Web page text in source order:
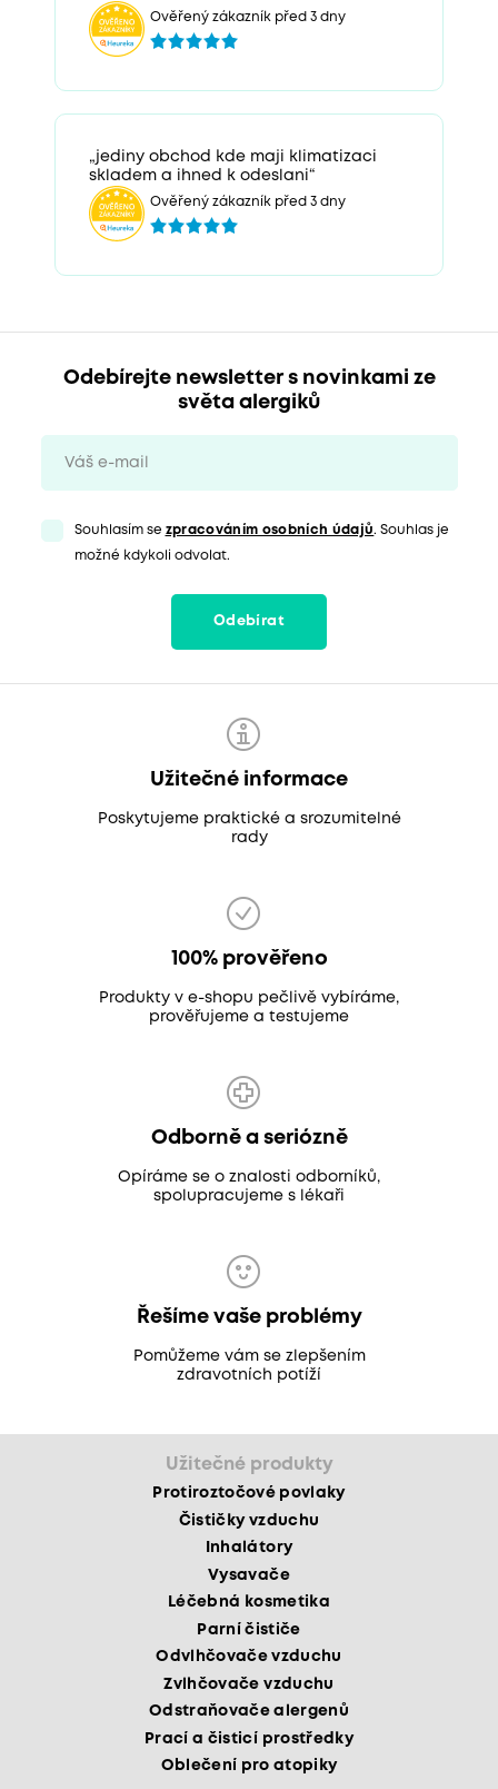
Ověřený zákazník před 3 dny
„jediny obchod kde maji klimatizaci
skladem a ihned k odeslani“
Ověřený zákazník před 3 dny
Odebírejte newsletter s novinkami ze
světa alergiků
Souhlasím se zpracováním osobních údajů. Souhlas je
možné kdykoli odvolat.
Odebírat
Užitečné informace
Poskytujeme praktické a srozumitelné
rady
100% prověřeno
Produkty v e-shopu pečlivě vybíráme,
prověřujeme a testujeme
Odborně a seriózně
Opíráme se o znalosti odborníků,
spolupracujeme s lékaři
Řešíme vaše problémy
Pomůžeme vám se zlepšením
zdravotních potíží
Užitečné produkty
Protiroztočové povlaky
Čističky vzduchu
Inhalátory
Vysavače
Léčebná kosmetika
Parní čističe
Odvlhčovače vzduchu
Zvlhčovače vzduchu
Odstraňovače alergenů
Prací a čisticí prostředky
Oblečení pro atopiky